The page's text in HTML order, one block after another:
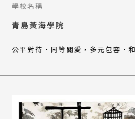
學校名稱
青島黃海學院
公平對待·同等關愛，多元包容·